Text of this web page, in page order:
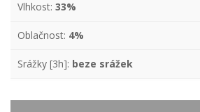
Vlhkost: 33%
Oblačnost: 4%
Srážky [3h]: beze srážek